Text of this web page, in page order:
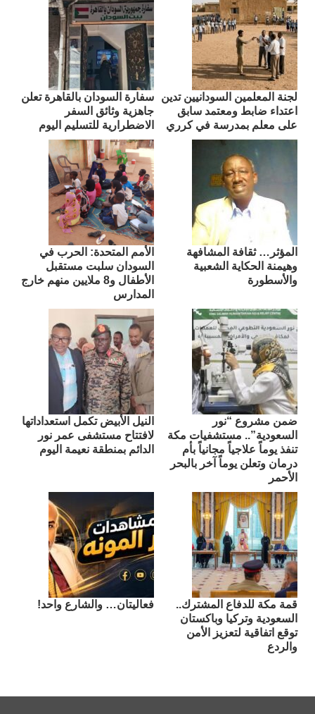
لجنة المعلمين السودانيين تدين
اعتداء ضابط ومعتمد سابق
على معلم بمدرسة في كرري
سفارة السودان بالقاهرة تعلن
جاهزية وثائق السفر
الاضطرارية للتسليم اليوم
المؤثر… ثقافة المشافهة
وهيمنة الحكاية الشعبية
والأسطورة
الأمم المتحدة: الحرب في
السودان سلبت مستقبل
الأطفال و8 ملايين منهم خارج
المدارس
ضمن مشروع “نور
السعودية”.. مستشفيات مكة
تنفذ يوماً علاجياً مجانياً بأم
درمان وتعلن يوماً آخر بالبحر
الأحمر
النيل الأبيض تكمل استعداداتها
لافتتاح مستشفى عمر نور
الدائم بمنطقة نعيمة اليوم
قمة مكة للدفاع المشترك..
السعودية وتركيا وباكستان
توقع اتفاقية لتعزيز الأمن
والردع
فعاليتان… والشارع واحد!